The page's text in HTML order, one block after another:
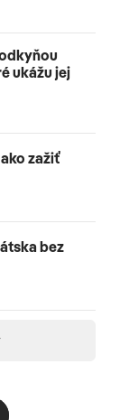
ukážu jej
zažiť
bez